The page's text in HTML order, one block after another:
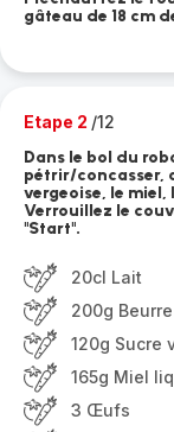
gâteau de 18 cm
Etape 2 /12
Dans le bol du
pétrir/concasser,
vergeoise, le
Verrouillez le
"Start".
20cl Lait
200g
120g Sucre
165g Miel
3 Œufs